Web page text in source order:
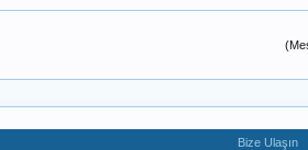
Bize Ulaşın